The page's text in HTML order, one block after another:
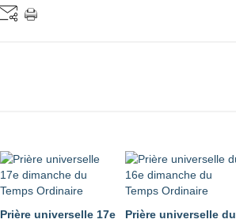
Prière universelle 17e
Prière universelle du